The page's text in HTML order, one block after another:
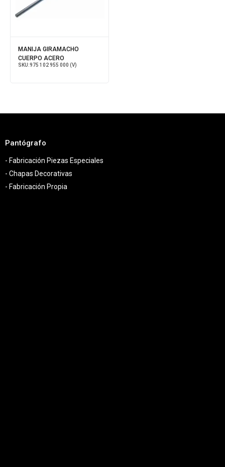
MANIJA GIRAMACHO
CUERPO ACERO
SKU:975 102 955 000 (V)
Pantógrafo
- Fabricación Piezas Especiales
- Chapas Decorativas
- Fabricación Propia